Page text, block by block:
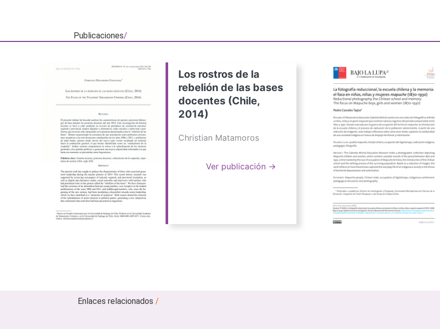
Publicaciones/
Los rostros de la
rebelión de las bases
docentes (Chile,
2014)
Christian Matamoros
Ver publicación →
Enlaces relacionados/